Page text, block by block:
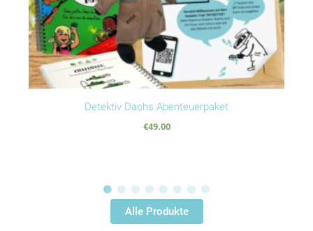
Detektiv Dachs Abenteuerpaket
€49.00
Alle Produkte